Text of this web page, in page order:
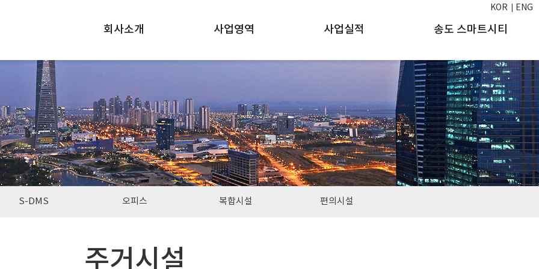
KOR ENG
회사소개 사업영역 사업실적 송도 스마트시티
S-DMS 오피스 복합시설 편의시설
주거시설